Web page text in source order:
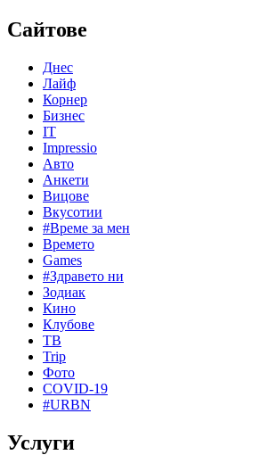
Сайтове
Днес
Лайф
Корнер
Бизнес
IT
Impressio
Авто
Анкети
Вицове
Вкусотии
#Време за мен
Времето
Games
#Здравето ни
Зодиак
Кино
Клубове
ТВ
Trip
Фото
COVID-19
#URBN
Услуги